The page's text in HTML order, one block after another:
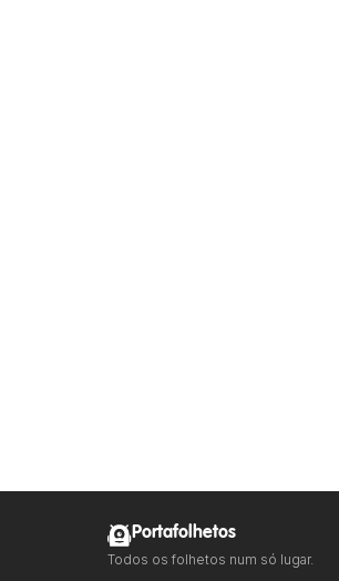
Portafolhetos
Todos os folhetos num só lugar.